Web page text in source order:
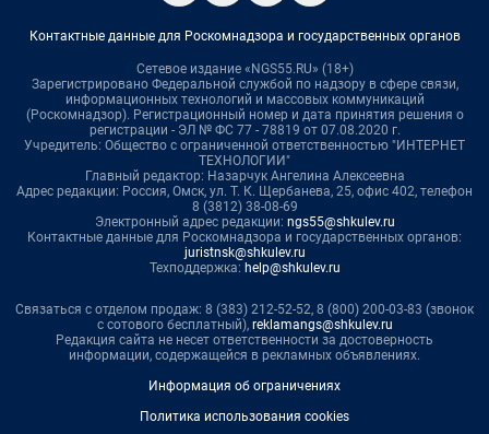
Контактные данные для Роскомнадзора и государственных органов
Сетевое издание «NGS55.RU» (18+)
Зарегистрировано Федеральной службой по надзору в сфере связи,
информационных технологий и массовых коммуникаций
(Роскомнадзор). Регистрационный номер и дата принятия решения о
регистрации - ЭЛ № ФС 77 - 78819 от 07.08.2020 г.
Учредитель: Общество с ограниченной ответственностью "ИНТЕРНЕТ
ТЕХНОЛОГИИ"
Главный редактор: Назарчук Ангелина Алексеевна
Адрес редакции: Россия, Омск, ул. Т. К. Щербанева, 25, офис 402, телефон
8 (3812) 38-08-69
Электронный адрес редакции: ngs55@shkulev.ru
Контактные данные для Роскомнадзора и государственных органов:
juristnsk@shkulev.ru
Техподдержка: help@shkulev.ru
Связаться с отделом продаж: 8 (383) 212-52-52, 8 (800) 200-03-83 (звонок
с сотового бесплатный), reklamangs@shkulev.ru
Редакция сайта не несет ответственности за достоверность
информации, содержащейся в рекламных объявлениях.
Информация об ограничениях
Политика использования cookies